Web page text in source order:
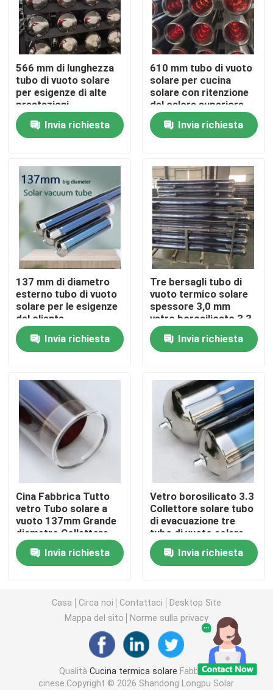
Casa.
Prodotti
Video
Su di noi
Visita alla fabbrica
Controllo della qualità
Contattaci
Notizie
Cucina termica solare
Tubo a vuoto solare termico
Serbatoio dell'acqua di smalto
Scaldabagno solare
Scaldabagno solare compatto
Scaldabagno solare per balcone
Scaldabagno solare senza serbatoio
collettore solare della lamina piana
566 mm di lunghezza
tubo di vuoto solare
per esigenze di alte
prestazioni
Invia richiesta
610 mm tubo di vuoto
solare per cucina
solare con ritenzione
del calore superiore
Invia richiesta
137 mm di diametro
esterno tubo di vuoto
solare per le esigenze
del cliente
Invia richiesta
Tre bersagli tubo di
vuoto termico solare
spessore 3,0 mm
vetro borosilicato 3,3
materiale
Invia richiesta
Cina Fabbrica Tutto
vetro Tubo solare a
vuoto 137mm Grande
diametro Collettore
solare Tubo solare
evacuatoInvia richiesta
Vetro borosilicato 3.3
Collettore solare tubo
di evacuazione tre
tubo di vuoto solare
alto
Invia richiesta
Casa Circa noi Contattaci
Desktop Site
Mappa del sito
Norme sulla privacy
QualitàCucina termica solare Fabbrica
cinese.Copyright © 2026 Shandong Longpu Solar